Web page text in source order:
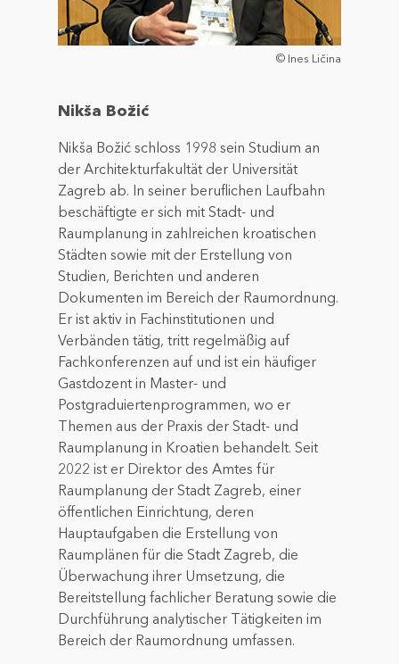
© Ines Ličina
Nikša Božić
Nikša Božić schloss 1998 sein Studium an
der Architekturfakultät der Universität
Zagreb ab. In seiner beruflichen Laufbahn
beschäftigte er sich mit Stadt- und
Raumplanung in zahlreichen kroatischen
Städten sowie mit der Erstellung von
Studien, Berichten und anderen
Dokumenten im Bereich der Raumordnung.
Er ist aktiv in Fachinstitutionen und
Verbänden tätig, tritt regelmäßig auf
Fachkonferenzen auf und ist ein häufiger
Gastdozent in Master- und
Postgraduiertenprogrammen, wo er
Themen aus der Praxis der Stadt- und
Raumplanung in Kroatien behandelt. Seit
2022 ist er Direktor des Amtes für
Raumplanung der Stadt Zagreb, einer
öffentlichen Einrichtung, deren
Hauptaufgaben die Erstellung von
Raumplänen für die Stadt Zagreb, die
Überwachung ihrer Umsetzung, die
Bereitstellung fachlicher Beratung sowie die
Durchführung analytischer Tätigkeiten im
Bereich der Raumordnung umfassen.